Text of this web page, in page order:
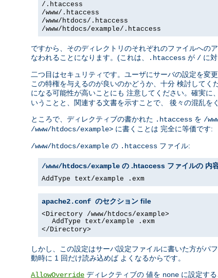
/.htaccess
/www/.htaccess
/www/htdocs/.htaccess
/www/htdocs/example/.htaccess
ですから、そのディレクトリのそれぞれのファイルへの
なわれることになります。(これは、
.htaccess が / に
二つ目はセキュリティです。ユーザにサーバの設定を変
この特権を与えるのが良いのかどうか、十分 検討して
になる可能性が高いことにも 注意してください。確実に
いうことと、関連する文書を示すことで、 後々の混乱を
ところで、ディレクティブの書かれた .htaccess を /
/www/htdocs/example> に書くことは 完全に等価です:
/www/htdocs/example の .htaccess ファイル:
/www/htdocs/example の .htaccess ファイルの 内
AddType text/example .exm
apache2.conf のセクション file
<Directory /www/htdocs/example>
AddType text/example .exm
</Directory>
しかし、この設定はサーバ設定ファイルに書いた方がパ
動時に 1 回だけ読み込めば よくなるからです。
AllowOverride ディレクティブの 値を none に設定す